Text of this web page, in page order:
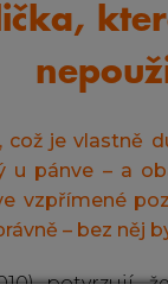
což je vlastně
u pánve – a
vzpřímené
– bez něj